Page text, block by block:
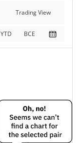
$224 855
1.19%
$0,00022979898
$0,00022536491 /
$0,00022979898
Trading View
YTD ВСЕ